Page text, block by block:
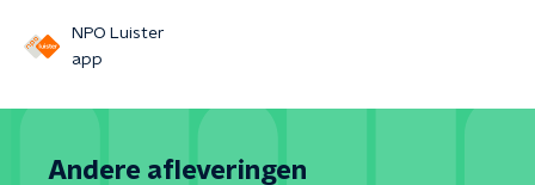
NPO Luister
app
Andere afleveringen